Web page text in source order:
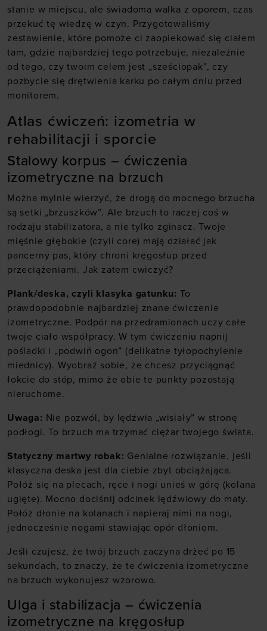
stanie w miejscu, ale świadoma walka z oporem, czas
przekuć tę wiedzę w czyn. Przygotowaliśmy
zestawienie, które pomoże ci zaopiekować się ciałem
tam, gdzie najbardziej tego potrzebuje, niezależnie
od tego, czy twoim celem jest „sześciopak”, czy
pozbycie się drętwienia karku po całym dniu przed
monitorem.
Atlas ćwiczeń: izometria w
rehabilitacji i sporcie
Stalowy korpus – ćwiczenia
izometryczne na brzuch
Można mylnie wierzyć, że drogą do mocnego brzucha
są setki „brzuszków”. Ale brzuch to raczej coś w
rodzaju stabilizatora, a nie tylko zginacz. Twoje
mięśnie głębokie (czyli core) mają działać jak
pancerny pas, który chroni kręgosłup przed
przeciążeniami. Jak zatem cwiczyć?
Plank/deska, czyli klasyka gatunku: To
prawdopodobnie najbardziej znane ćwiczenie
izometryczne. Podpór na przedramionach uczy całe
twoje ciało współpracy. W tym ćwiczeniu napnij
pośladki i „podwiń ogon” (delikatne tyłopochylenie
miednicy). Wyobraź sobie, że chcesz przyciągnąć
łokcie do stóp, mimo że obie te punkty pozostają
nieruchome.
Uwaga: Nie pozwól, by lędźwia „wisiały” w stronę
podłogi. To brzuch ma trzymać ciężar twojego świata.
Statyczny martwy robak: Genialne rozwiązanie, jeśli
klasyczna deska jest dla ciebie zbyt obciążająca.
Połóż się na plecach, ręce i nogi unieś w górę (kolana
ugięte). Mocno dociśnij odcinek lędźwiowy do maty.
Połóż dłonie na kolanach i napieraj nimi na nogi,
jednocześnie nogami stawiając opór dłoniom.
Jeśli czujesz, że twój brzuch zaczyna drżeć po 15
sekundach, to znaczy, że te ćwiczenia izometryczne
na brzuch wykonujesz wzorowo.
Ulga i stabilizacja – ćwiczenia
izometryczne na kręgosłup